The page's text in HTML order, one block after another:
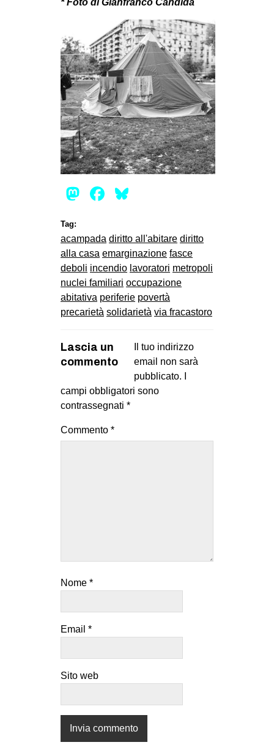
Mastodon
Facebook
Tag:
acampada diritto all'abitare diritto
alla casa emarginazione fasce
deboli incendio lavoratori metropoli
nuclei familiari occupazione
abitativa periferie povertà
precarietà solidarietà via fracastoro
Lascia un
commento
Il tuo indirizzo
email non sarà
pubblicato.
campi obbligatori sono
contrassegnati *
Commento *
Nome *
Email *
Sito web